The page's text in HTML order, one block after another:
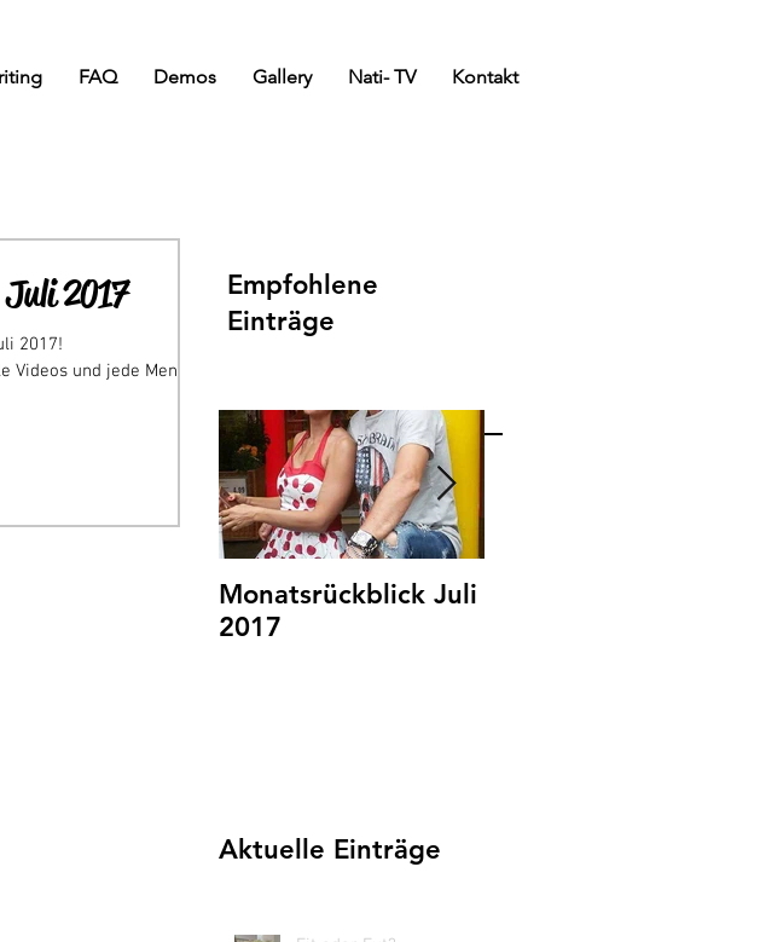
FAQ Demos Gallery Nati- TV Kontakt
2017
2017!
und jede Menge
Empfohlene
Einträge
Monatsrückblick Juli
2017
Aktuelle Einträge